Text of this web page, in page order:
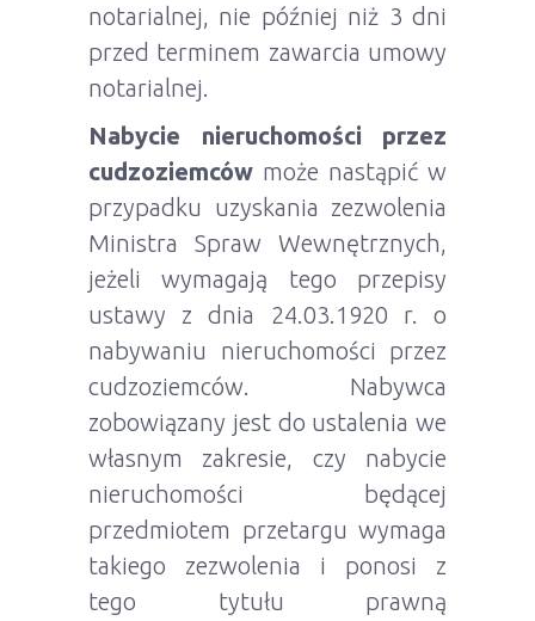
notarialnej, nie później niż 3 dni
przed terminem zawarcia umowy
notarialnej.
Nabycie nieruchomości przez
cudzoziemców może nastąpić w
przypadku uzyskania zezwolenia
Ministra Spraw Wewnętrznych,
jeżeli wymagają tego przepisy
ustawy z dnia 24.03.1920 r. o
nabywaniu nieruchomości przez
cudzoziemców. Nabywca
zobowiązany jest do ustalenia we
własnym zakresie, czy nabycie
nieruchomości będącej
przedmiotem przetargu wymaga
takiego zezwolenia i ponosi z
tego tytułu prawną